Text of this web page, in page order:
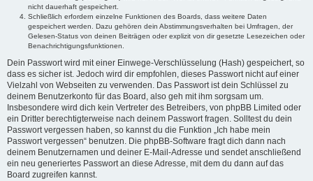
nicht dauerhaft gespeichert.
Schließlich erfordern einzelne Funktionen des Boards, dass weitere Daten
gespeichert werden. Dazu gehören dein Abstimmungsverhalten bei Umfragen, der
Gelesen-Status von deinen Beiträgen oder explizit von dir gesetzte Lesezeichen oder
Benachrichtigungsfunktionen.
Dein Passwort wird mit einer Einwege-Verschlüsselung (Hash) gespeichert, so
dass es sicher ist. Jedoch wird dir empfohlen, dieses Passwort nicht auf einer
Vielzahl von Webseiten zu verwenden. Das Passwort ist dein Schlüssel zu
deinem Benutzerkonto für das Board, also geh mit ihm sorgsam um.
Insbesondere wird dich kein Vertreter des Betreibers, von phpBB Limited oder
ein Dritter berechtigterweise nach deinem Passwort fragen. Solltest du dein
Passwort vergessen haben, so kannst du die Funktion „Ich habe mein
Passwort vergessen“ benutzen. Die phpBB-Software fragt dich dann nach
deinem Benutzernamen und deiner E-Mail-Adresse und sendet anschließend
ein neu generiertes Passwort an diese Adresse, mit dem du dann auf das
Board zugreifen kannst.